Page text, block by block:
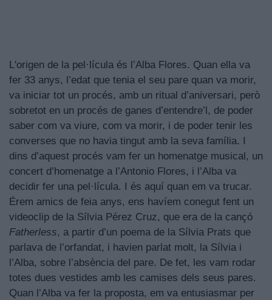
L'origen de la pel·lícula és l’Alba Flores. Quan ella va
fer 33 anys, l’edat que tenia el seu pare quan va morir,
va iniciar tot un procés, amb un ritual d’aniversari, però
sobretot en un procés de ganes d’entendre’l, de poder
saber com va viure, com va morir, i de poder tenir les
converses que no havia tingut amb la seva família. I
dins d’aquest procés vam fer un homenatge musical, un
concert d’homenatge a l’Antonio Flores, i l’Alba va
decidir fer una pel·lícula. I és aquí quan em va trucar.
Érem amics de feia anys, ens havíem conegut fent un
videoclip de la Sílvia Pérez Cruz, que era de la cançó
Fatherless, a partir d’un poema de la Sílvia Prats que
parlava de l’orfandat, i havien parlat molt, la Sílvia i
l’Alba, sobre l’absència del pare. De fet, les vam rodar
totes dues vestides amb les camises dels seus pares.
Quan l’Alba va fer la proposta, em va entusiasmar per